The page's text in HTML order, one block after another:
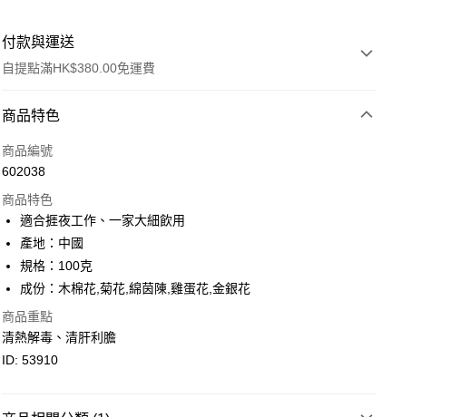
付款與運送
自提點滿HK$380.00免運費
付款方式
信用卡
Google Pay
AlipayHK
PayMe
WeChat Pay
商品特色
商品編號
602038
商品特色
適合捱夜工作、一家大細飲用
產地：中國
規格：100克
成份：木棉花,菊花,綿茵陳,雞蛋花,金銀花
商品重點
清熱解毒、清肝利膽
ID: 53910